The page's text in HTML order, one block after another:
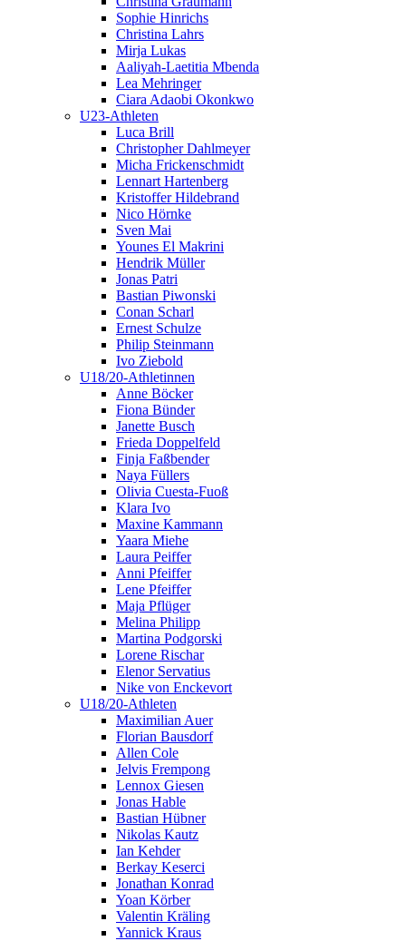
Sophie Hinrichs
Christina Lahrs
Mirja Lukas
Aaliyah-Laetitia Mbenda
Lea Mehringer
Ciara Adaobi Okonkwo
U23-Athleten
Luca Brill
Christopher Dahlmeyer
Micha Frickenschmidt
Lennart Hartenberg
Kristoffer Hildebrand
Nico Hörnke
Sven Mai
Younes El Makrini
Hendrik Müller
Jonas Patri
Bastian Piwonski
Conan Scharl
Ernest Schulze
Philip Steinmann
Ivo Ziebold
U18/20-Athletinnen
Anne Böcker
Fiona Bünder
Janette Busch
Frieda Doppelfeld
Finja Faßbender
Naya Füllers
Olivia Cuesta-Fuoß
Klara Ivo
Maxine Kammann
Yaara Miehe
Laura Peiffer
Anni Pfeiffer
Lene Pfeiffer
Maja Pflüger
Melina Philipp
Martina Podgorski
Lorene Rischar
Elenor Servatius
Nike von Enckevort
U18/20-Athleten
Maximilian Auer
Florian Bausdorf
Allen Cole
Jelvis Frempong
Lennox Giesen
Jonas Hable
Bastian Hübner
Nikolas Kautz
Ian Kehder
Berkay Keserci
Jonathan Konrad
Yoan Körber
Valentin Kräling
Yannick Kraus